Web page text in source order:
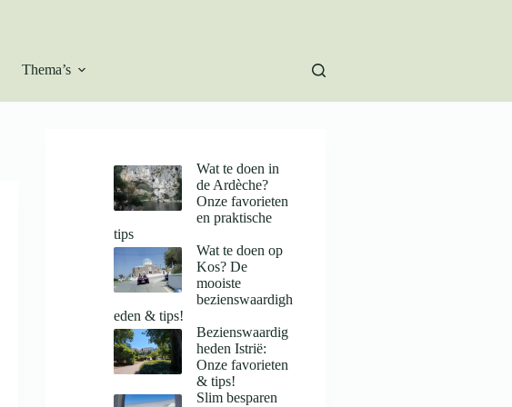
Thema’s
Wat te doen in
de Ardèche?
Onze favorieten
en praktische
tips
Wat te doen op
Kos? De
mooiste
bezienswaardigh
eden & tips!
Bezienswaardig
heden Istrië:
Onze favorieten
& tips!
Slim besparen